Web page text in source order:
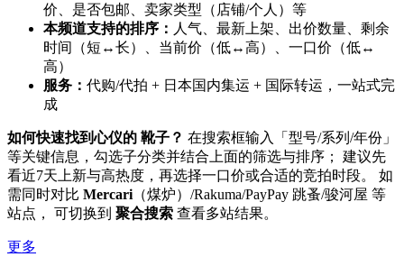
价、是否包邮、卖家类型（店铺/个人）等
本频道支持的排序： 人气、最新上架、出价数量、剩余
时间（短↔长）、当前价（低↔高）、一口价（低↔
高）
服务： 代购/代拍 + 日本国内集运 + 国际转运，一站式完
成
如何快速找到心仪的 靴子？ 在搜索框输入「型号/系列/年份」
等关键信息，勾选子分类并结合上面的筛选与排序； 建议先
看近7天上新与高热度，再选择一口价或合适的竞拍时段。 如
需同时对比 Mercari （煤炉）/Rakuma/PayPay 跳蚤/骏河屋 等
站点， 可切换到 聚合搜索 查看多站结果。
更多